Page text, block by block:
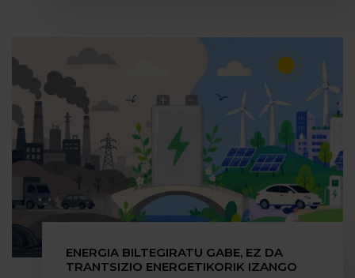
ENERGIA BILTEGIRATU GABE, EZ DA
TRANTSIZIO ENERGETIKORIK IZANGO